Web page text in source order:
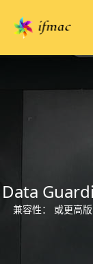
Data
兼容性： 或更高